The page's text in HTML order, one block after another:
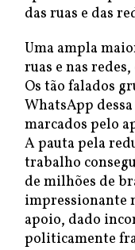
das ruas e das
Uma ampla
ruas e nas
Os tão falados
WhatsApp
marcados pelo
A pauta pela
trabalho
de milhões de
impressionante
apoio, dado
politicamente